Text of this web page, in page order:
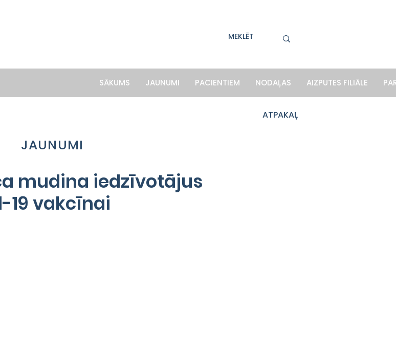
SĀKUMS JAUNUMI PACIENTIEM NODAĻAS AIZPUTES FILIĀLE
ATPAKAĻ
JAUNUMI
mudina iedzīvotājus
19 vakcīnai